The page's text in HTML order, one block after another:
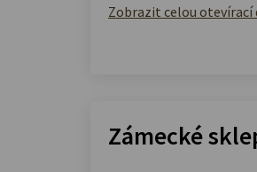
Zobrazit celou otevírací
Zámecké